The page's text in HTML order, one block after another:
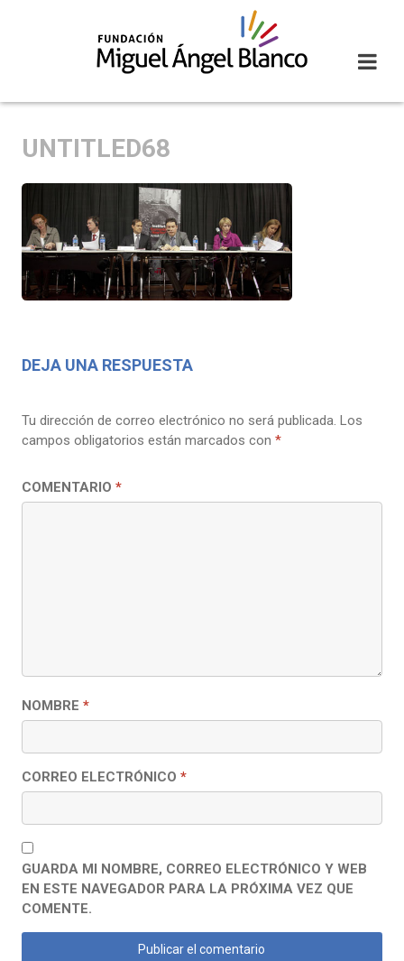
UNTITLED68
DEJA UNA RESPUESTA
Tu dirección de correo electrónico no será publicada. Los
campos obligatorios están marcados con *
COMENTARIO *
NOMBRE *
CORREO ELECTRÓNICO *
GUARDA MI NOMBRE, CORREO ELECTRÓNICO Y WEB
EN ESTE NAVEGADOR PARA LA PRÓXIMA VEZ QUE
COMENTE.